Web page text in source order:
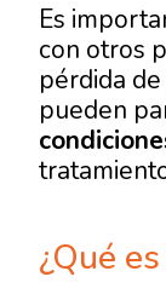
Es
con otros
pérdida
pueden
¿Qué